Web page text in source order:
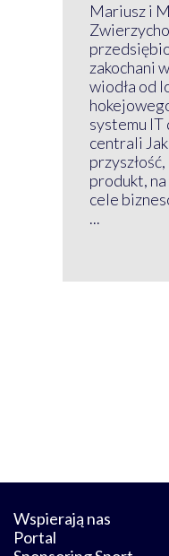
Mariusz i
zakochani
wiodła od
systemu IT
centrali
produkt,
cele
...
Wspierają nas
Portal